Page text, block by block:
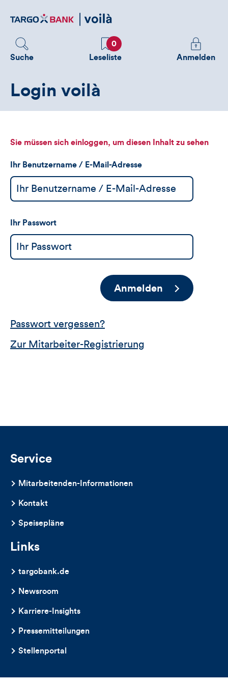
zum
Suche
Favoriten
0
Leseliste
Melden
Sie
sehen
Anmelden
Login voilà
Sie müssen sich einloggen, um diesen Inhalt zu sehen
Ihr Benutzername / E-Mail-Adresse
Ihr Passwort
Anmelden
Passwort vergessen?
Zur Mitarbeiter-Registrierung
Service
Mitarbeitenden-Informationen
Kontakt
Speisepläne
Links
targobank.de
Newsroom
Karriere-Insights
Pressemitteilungen
Stellenportal